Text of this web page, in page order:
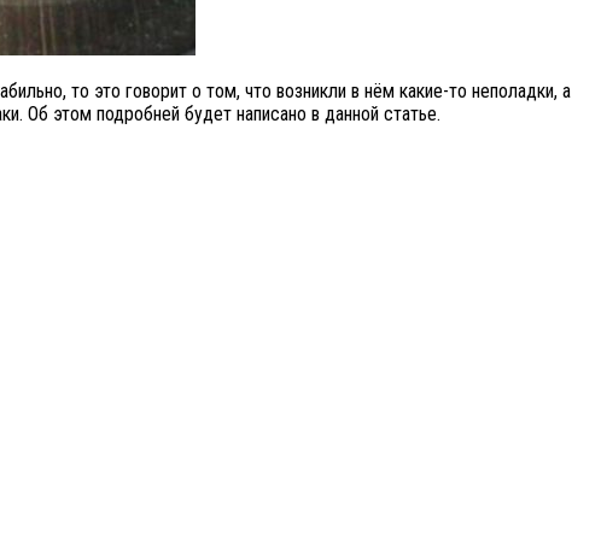
то это говорит о том, что возникли в нём какие-то неполадки, а
Об этом подробней будет написано в данной статье.